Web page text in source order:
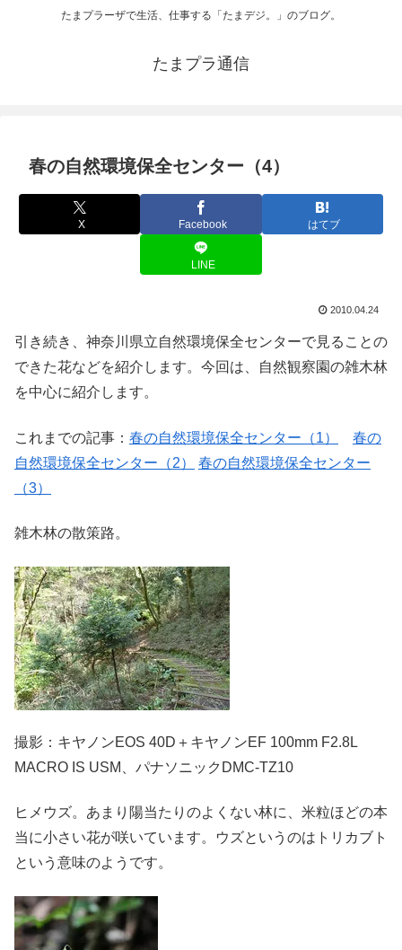
たまプラーザで生活、仕事する「たまデジ。」のブログ。
たまプラ通信
春の自然環境保全センター（4）
X Facebook はてブ
LINE
2010.04.24
引き続き、神奈川県立自然環境保全センターで見ることの
できた花などを紹介します。今回は、自然観察園の雑木林
を中心に紹介します。
これまでの記事： 春の自然環境保全センター（1）
春の
自然環境保全センター（2）
春の自然環境保全センター
（3）
雑木林の散策路。
撮影：キヤノンEOS 40D＋キヤノンEF 100mm F2.8L
MACRO IS USM、パナソニックDMC-TZ10
ヒメウズ。あまり陽当たりのよくない林に、米粒ほどの本
当に小さい花が咲いています。ウズというのはトリカブト
という意味のようです。